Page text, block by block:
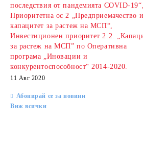
последствия от пандемията COVID-19“,
Приоритетна ос 2 „Предприемачество и
капацитет за растеж на МСП“,
Инвестиционен приоритет 2.2.
за растеж на МСП” по Оперативна
програма „Иновации и
конкурентоспособност“ 2014-2020.
11 Авг 2020
Абонирай се за новини
Виж всички